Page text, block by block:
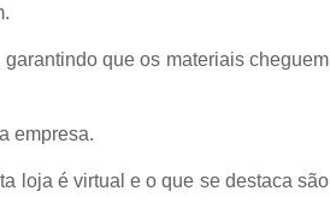
que os materiais cheguem
empresa.
loja é virtual e o que se destaca são